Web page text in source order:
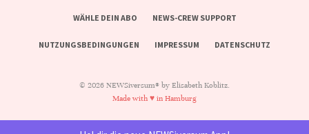
WÄHLE DEIN ABO NEWS-CREW SUPPORT
NUTZUNGSBEDINGUNGEN IMPRESSUM DATENSCHUTZ
© 2026 NEWSiversum® by Elisabeth Koblitz.
Made with ♥ in Hamburg